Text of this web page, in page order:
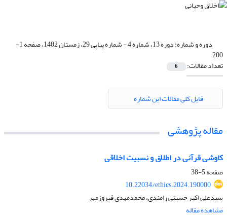
دوره و شماره: دوره 13، شماره 4 - شماره پیاپی 29، زمستان 1402، صفحه 1-
200
تعداد مقالات: 6
فایل کلی مقالات این شماره
مقاله پژوهشی
کاوشی قرآنی در اطلاق و نسبیت اخلاقی
صفحه5-38
10.22034/ethics.2024.190000
سیدعلی اکبر حسینی رامندی، محمدمهدی فیروزمهر
مشاهده مقاله